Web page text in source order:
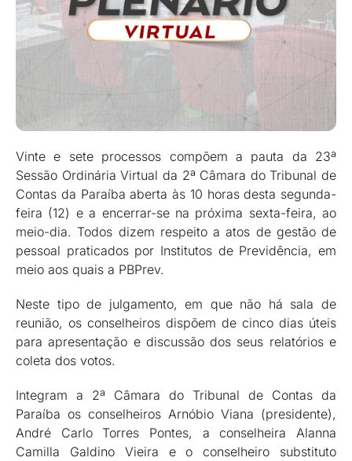
Vinte e sete processos compõem a pauta da 23ª
Sessão Ordinária Virtual da 2ª Câmara do Tribunal de
Contas da Paraíba aberta às 10 horas desta segunda-
feira (12) e a encerrar-se na próxima sexta-feira, ao
meio-dia. Todos dizem respeito a atos de gestão de
pessoal praticados por Institutos de Previdência, em
meio aos quais a PBPrev.
Neste tipo de julgamento, em que não há sala de
reunião, os conselheiros dispõem de cinco dias úteis
para apresentação e discussão dos seus relatórios e
coleta dos votos.
Integram a 2ª Câmara do Tribunal de Contas da
Paraíba os conselheiros Arnóbio Viana (presidente),
André Carlo Torres Pontes, a conselheira Alanna
Camilla Galdino Vieira e o conselheiro substituto